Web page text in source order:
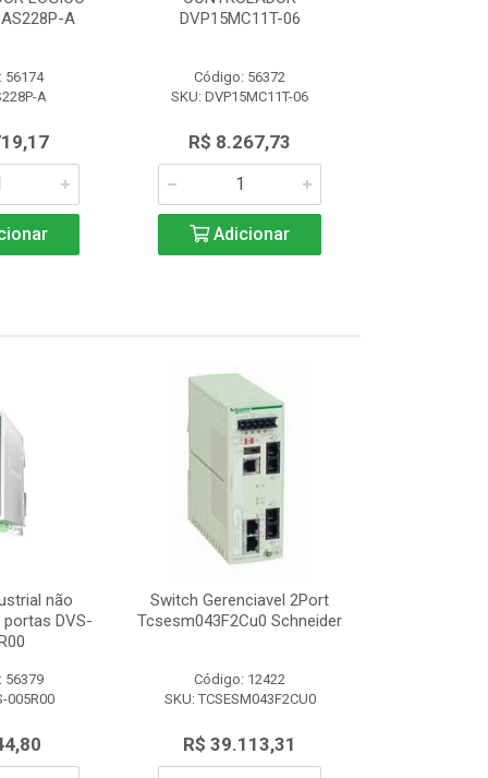
A
56174
A
DVP15MC11T-06
Código: 56372
SKU: DVP15MC11T-06
R$ 8.267,73
Adicionar
não
portas DVS-
56379
005R00
Switch Gerenciavel 2Port
Tcsesm043F2Cu0 Schneider
Código: 12422
SKU: TCSESM043F2CU0
R$ 39.113,31